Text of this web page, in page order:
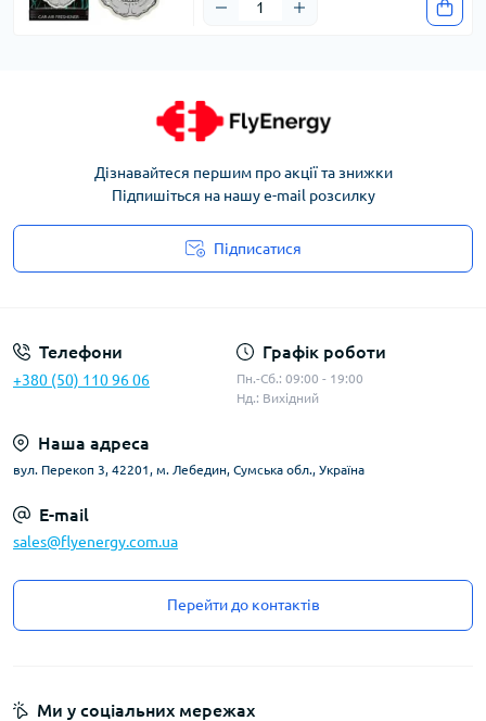
Дізнавайтеся першим про акції та знижки
Підпишіться на нашу e-mail розсилку
Підписатися
Телефони
+380 (50) 110 96 06
Графік роботи
Пн.-Сб.: 09:00 - 19:00
Нд.: Вихідний
Наша адреса
вул. Перекоп 3, 42201, м. Лебедин, Сумська обл., Україна
E-mail
sales@flyenergy.com.ua
Перейти до контактів
Ми у соціальних мережах